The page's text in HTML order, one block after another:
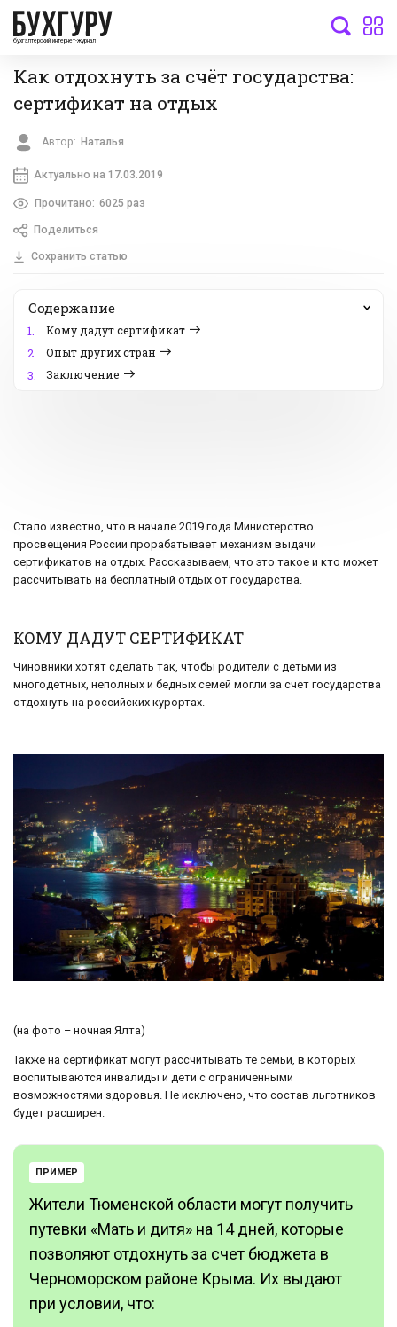
бухгалтерский интернет-журнал
Как отдохнуть за счёт государства:
сертификат на отдых
Автор: Наталья
Актуально на 17.03.2019
Прочитано: 6025 раз
Поделиться
Сохранить статью
Содержание
1.
Кому дадут сертификат
2.
Опыт других стран
3.
Заключение
Стало известно, что в начале 2019 года Министерство
просвещения России прорабатывает механизм выдачи
сертификатов на отдых. Рассказываем, что это такое и кто может
рассчитывать на бесплатный отдых от государства.
КОМУ ДАДУТ СЕРТИФИКАТ
Чиновники хотят сделать так, чтобы родители с детьми из
многодетных, неполных и бедных семей могли за счет государства
отдохнуть на российских курортах.
(на фото – ночная Ялта)
Также на сертификат могут рассчитывать те семьи, в которых
воспитываются инвалиды и дети с ограниченными
возможностями здоровья. Не исключено, что состав льготников
будет расширен.
ПРИМЕР
Жители Тюменской области могут получить
путевки «Мать и дитя» на 14 дней, которые
позволяют отдохнуть за счет бюджета в
Черноморском районе Крыма. Их выдают
при условии, что: